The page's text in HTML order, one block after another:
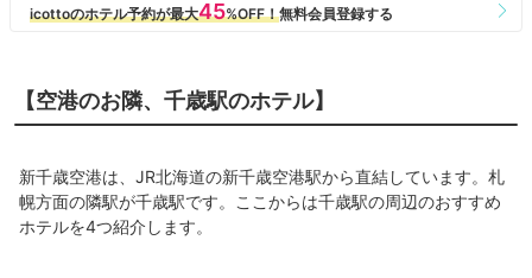
【空港のお隣、千歳駅のホテル】
新千歳空港は、JR北海道の新千歳空港駅から直結しています。札
幌方面の隣駅が千歳駅です。ここからは千歳駅の周辺のおすすめ
ホテルを4つ紹介します。